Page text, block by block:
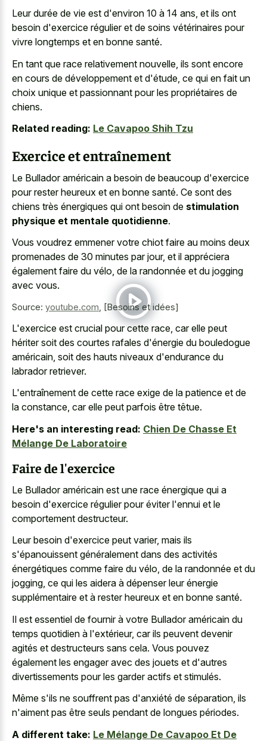
Leur durée de vie est d'environ 10 à 14 ans, et ils ont
besoin d'exercice régulier et de soins vétérinaires pour
vivre longtemps et en bonne santé.
En tant que race relativement nouvelle, ils sont encore
en cours de développement et d'étude, ce qui en fait un
choix unique et passionnant pour les propriétaires de
chiens.
Related reading: Le Cavapoo Shih Tzu
Exercice et entraînement
Le Bullador américain a besoin de beaucoup d'exercice
pour rester heureux et en bonne santé. Ce sont des
chiens très énergiques qui ont besoin de stimulation
physique et mentale quotidienne.
Vous voudrez emmener votre chiot faire au moins deux
promenades de 30 minutes par jour, et il appréciera
également faire du vélo, de la randonnée et du jogging
avec vous.
Source: youtube.com [Besoins et idées]
L'exercice est crucial pour cette race, car elle peut
hériter soit des courtes rafales d'énergie du bouledogue
américain, soit des hauts niveaux d'endurance du
labrador retriever.
L'entraînement de cette race exige de la patience et de
la constance, car elle peut parfois être têtue.
Here's an interesting read: Chien De Chasse Et
Mélange De Laboratoire
Faire de l'exercice
Le Bullador américain est une race énergique qui a
besoin d'exercice régulier pour éviter l'ennui et le
comportement destructeur.
Leur besoin d'exercice peut varier, mais ils
s'épanouissent généralement dans des activités
énergétiques comme faire du vélo, de la randonnée et du
jogging, ce qui les aidera à dépenser leur énergie
supplémentaire et à rester heureux et en bonne santé.
Il est essentiel de fournir à votre Bullador américain du
temps quotidien à l'extérieur, car ils peuvent devenir
agités et destructeurs sans cela. Vous pouvez
également les engager avec des jouets et d'autres
divertissements pour les garder actifs et stimulés.
Même s'ils ne souffrent pas d'anxiété de séparation, ils
n'aiment pas être seuls pendant de longues périodes.
A different take: Le Mélange De Cavapoo Et De